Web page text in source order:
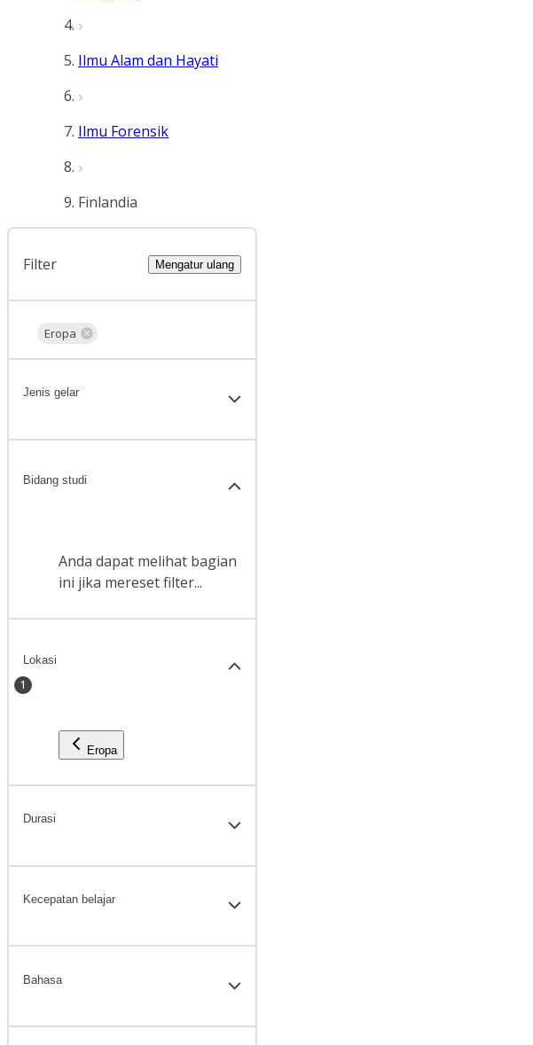
Ilmu Alam dan Hayati
Ilmu Forensik
Finlandia
Filter Mengatur ulang
Eropa
Jenis gelar
Bidang studi
Anda dapat melihat bagian
ini jika mereset filter...
Lokasi
1
Eropa
Durasi
Kecepatan belajar
Bahasa